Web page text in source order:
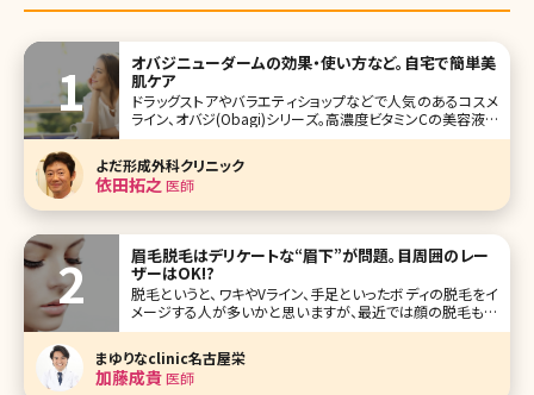
オバジニューダームの効果・使い方など。自宅で簡単美
肌ケア
ドラッグストアやバラエティショップなどで人気のあるコスメ
ライン、オバジ(Obagi)シリーズ。高濃度ビタミンCの美容液を
使ったことのある方も多いのではないでしょうか。このオバジ
シリーズのワンランク上のライン、オバジメディカルの中で人
気が高いのが「オバジニューダーム」です。効果が高いもの
の、ダウン
よだ形成外科クリニック
依田拓之 医師
眉毛脱毛はデリケートな“眉下”が問題。目周囲のレー
ザーはOK!?
脱毛というと、ワキやVライン、手足といったボディの脱毛をイ
メージする人が多いかと思いますが、最近では顔の脱毛も人
気があります。そして、中でも眉毛の脱毛は「やっておくとラ
ク」という声が多いんですよ。ここでは、眉毛の脱毛をするメリ
ットと脱毛前に知っておきたい眉脱毛の基本情報についてお
知らせしたいと思いま
まゆりなclinic名古屋栄
加藤成貴医師